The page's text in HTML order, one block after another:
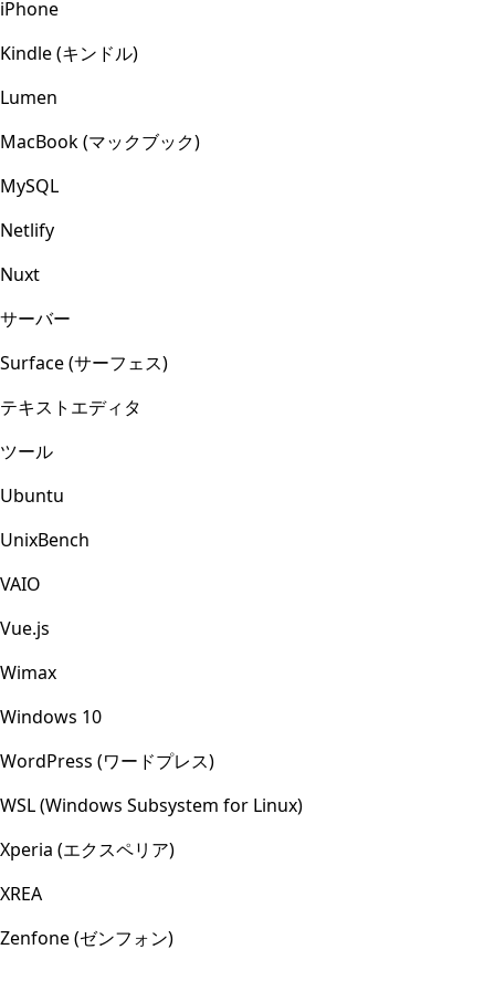
iPhone
Kindle (キンドル)
Lumen
MacBook (マックブック)
MySQL
Netlify
Nuxt
サーバー
Surface (サーフェス)
テキストエディタ
ツール
Ubuntu
UnixBench
VAIO
Vue.js
Wimax
Windows 10
WordPress (ワードプレス)
WSL (Windows Subsystem for Linux)
Xperia (エクスペリア)
XREA
Zenfone (ゼンフォン)